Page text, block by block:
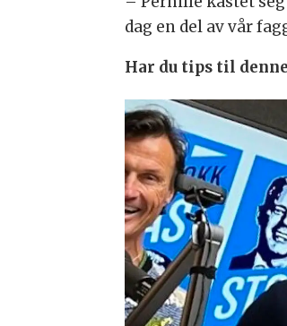
dag en del av vår
Har du tips til